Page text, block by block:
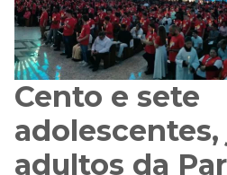
Cento e sete
adultos da